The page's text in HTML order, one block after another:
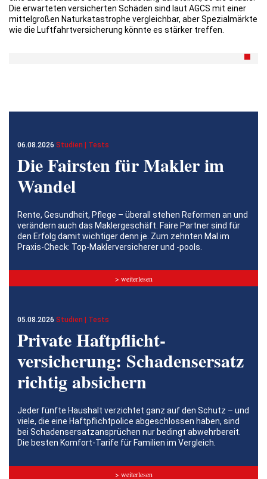
Die erwarteten versicherten Schäden sind laut AGCS mit einer
mittelgroßen Naturkatastrophe vergleichbar, aber Spezialmärkte
wie die Luftfahrtversicherung könnte es stärker treffen.
06.08.2026 Studien | Tests
Die Fairsten für Makler im
Wandel
Rente, Gesundheit, Pflege – überall stehen Reformen an und
verändern auch das Maklergeschäft. Faire Partner sind für
den Erfolg damit wichtiger denn je. Zum zehnten Mal im
Praxis-Check: Top-Maklerversicherer und -pools.
> weiterlesen
05.08.2026 Studien | Tests
Private Haftpflicht­
versicherung: Schadensersatz
richtig absichern
Jeder fünfte Haushalt verzichtet ganz auf den Schutz – und
viele, die eine Haftpflichtpolice abgeschlossen haben, sind
bei Schadensersatzansprüchen nur bedingt abwehrbereit.
Die besten Komfort-Tarife für Familien im Vergleich.
> weiterlesen